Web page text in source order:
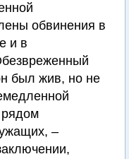
обвинения в
и в
был жив, но не
рядом
–